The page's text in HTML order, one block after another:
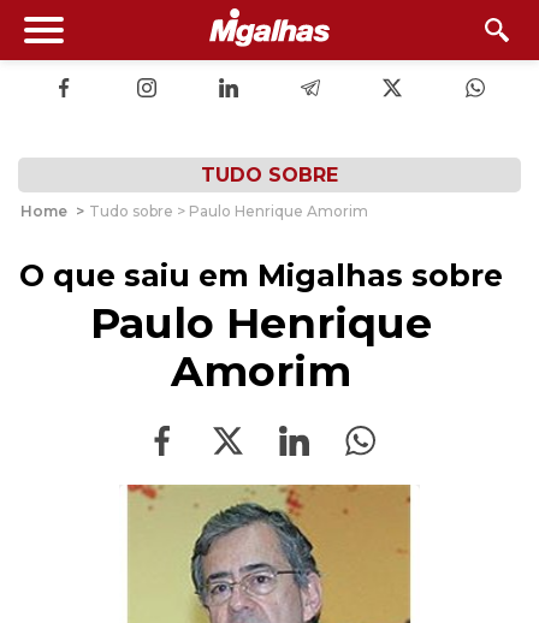
TUDO SOBRE
Home > Tudo sobre > Paulo Henrique Amorim
O que saiu em Migalhas sobre
Paulo Henrique
Amorim